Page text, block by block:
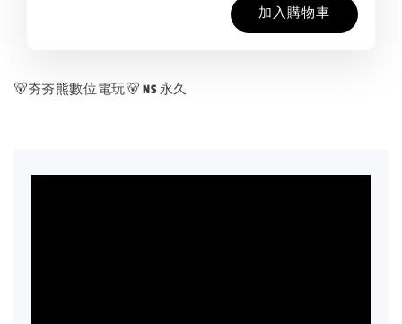
加入購物車
🐻夯夯熊數位電玩🐻 NS 永久